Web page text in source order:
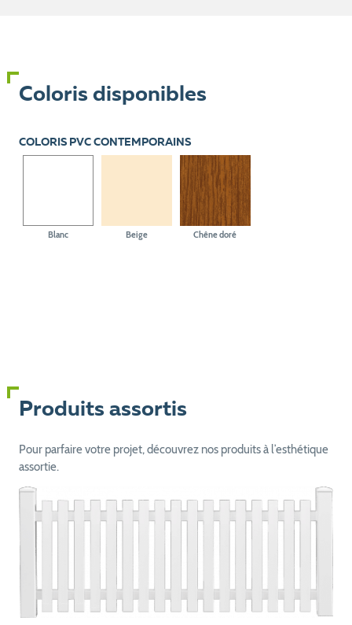
Coloris disponibles
COLORIS PVC CONTEMPORAINS
Blanc Beige Chêne doré
Produits assortis
Pour parfaire votre projet, découvrez nos produits à l’esthétique
assortie.